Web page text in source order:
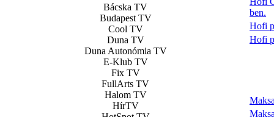
Bácska TV
Budapest TV
Cool TV
Duna TV
Duna Autonómia TV
E-Klub TV
Fix TV
FullArts TV
Halom TV
HírTV
ben.
Hofi
Hofi